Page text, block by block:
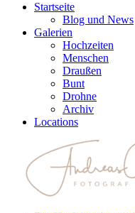
Startseite
Blog und News
Galerien
Hochzeiten
Menschen
Draußen
Bunt
Drohne
Archiv
Locations